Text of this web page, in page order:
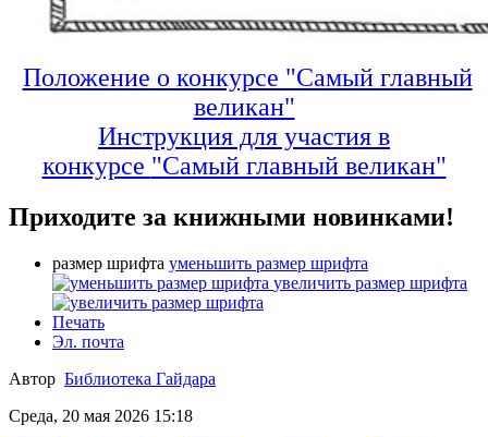
Положение о конкурсе "Самый главный
великан"
Инструкция для участия в
конкурсе "Самый главный великан"
Приходите за книжными новинками!
размер шрифта уменьшить размер шрифта
увеличить размер шрифта
Печать
Эл. почта
Автор Библиотека Гайдара
Среда, 20 мая 2026 15:18